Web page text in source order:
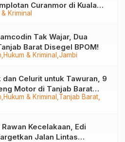
Kriminal
Curanmor di Kuala
Hukum & Kriminal Jambi
Tak Wajar, Dua
Barat Disegel BPOM!
Hukum & Kriminal Tanjab Barat
dan Celurit untuk Tawuran, 9
Motor di Tanjab Barat
Kecelakaan, Edi
Jalan Lintas